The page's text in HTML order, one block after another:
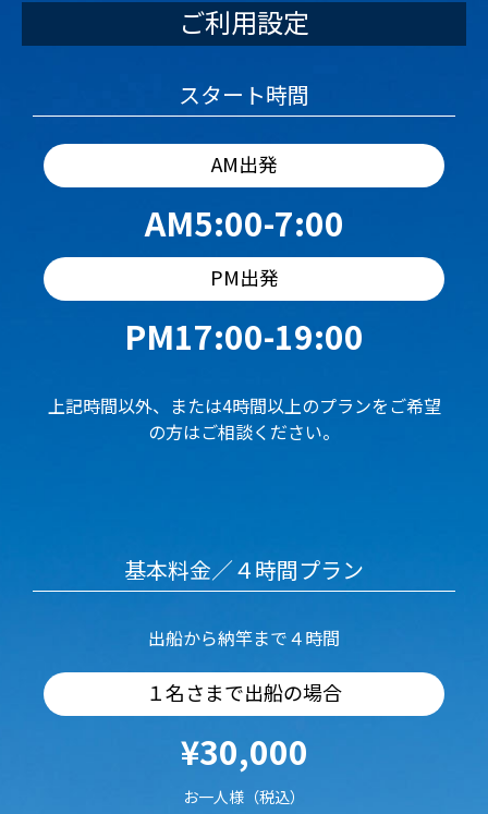
ご利用設定
スタート時間
AM出発
AM5:00-7:00
PM出発
PM17:00-19:00
上記時間以外、または4時間以上のプランをご希望
の方はご相談ください。
基本料金／４時間プラン
出船から納竿まで４時間
１名さまで出船の場合
¥30,000
お一人様（税込）